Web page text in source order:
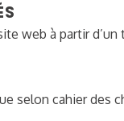
web à partir
selon cahier des